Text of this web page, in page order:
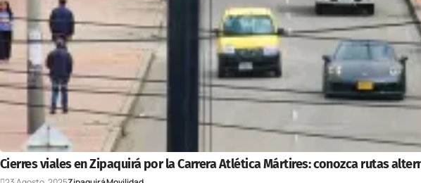
Cierres viales en Zipaquirá por la Carrera Atlética Mártires: conozca rutas